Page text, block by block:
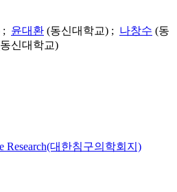
; 윤대환 (동신대학교) ; 나창수 (동
신대학교)
Research(대한침구의학회지)